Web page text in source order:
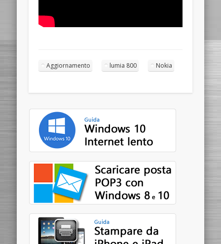
Aggiornamento lumia 800 Nokia